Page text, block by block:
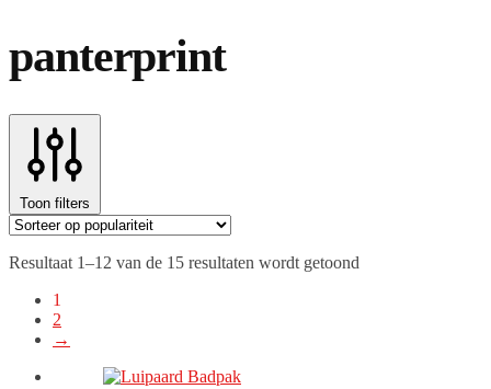
panterprint
Toon filters
Resultaat 1–12 van de 15 resultaten wordt getoond
1
2
→